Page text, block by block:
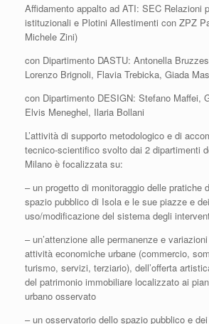
Affidamento appalto ad ATI: SEC Relazioni
istituzionali e Plotini Allestimenti con ZPZ
Michele Zini)
con Dipartimento DASTU: Antonella
Lorenzo Brignoli, Flavia Trebicka, Giada
con Dipartimento DESIGN: Stefano Maffei,
Elvis Meneghel, Ilaria Bollani
L’attività di supporto metodologico e di
tecnico-scientifico svolto dai 2 dipartimenti
Milano è focalizzata su:
– un progetto di monitoraggio delle pratiche
spazio pubblico di Isola e le sue piazze e
uso/modificazione del sistema degli
– un’attenzione alle permanenze e
attività economiche urbane (commercio,
turismo, servizi, terziario), dell’offerta
del patrimonio immobiliare localizzato ai
urbano osservato
– un osservatorio dello spazio pubblico e